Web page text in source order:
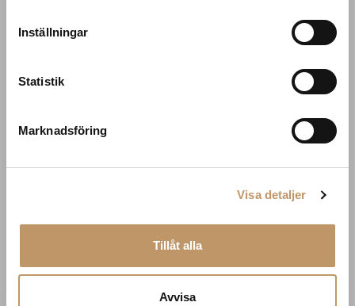
Inställningar
Statistik
Marknadsföring
Visa detaljer
Tillåt alla
Avvisa
KUNSKAP